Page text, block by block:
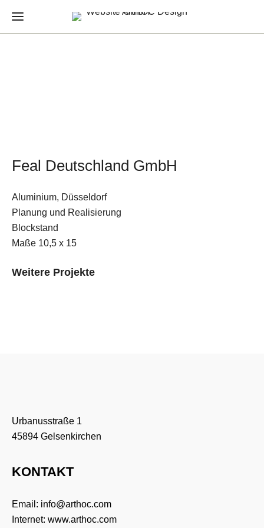
Feal Deutschland GmbH
Aluminium, Düsseldorf
Planung und Realisierung
Blockstand
Maße 10,5 x 15
Weitere Projekte
Urbanusstraße 1
45894 Gelsenkirchen
KONTAKT
Email: info@arthoc.com
Internet: www.arthoc.com